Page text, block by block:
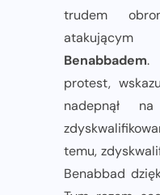
trudem
Benabbadem.
protest,
nadepnął
temu,
Benabbad